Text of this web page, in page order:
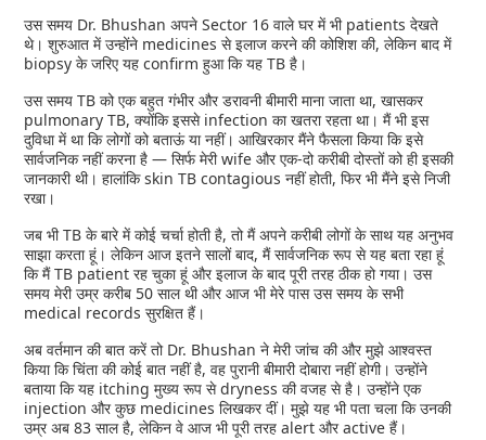
उस समय Dr. Bhushan अपने Sector 16 वाले घर में भी patients देखते
थे। शुरुआत में उन्होंने medicines से इलाज करने की कोशिश की, लेकिन बाद में
biopsy के जरिए यह confirm हुआ कि यह TB है।
उस समय TB को एक बहुत गंभीर और डरावनी बीमारी माना जाता था, खासकर
pulmonary TB, क्योंकि इससे infection का खतरा रहता था। मैं भी इस
दुविधा में था कि लोगों को बताऊं या नहीं। आखिरकार मैंने फैसला किया कि इसे
सार्वजनिक नहीं करना है — सिर्फ मेरी wife और एक-दो करीबी दोस्तों को ही इसकी
जानकारी थी। हालांकि skin TB contagious नहीं होती, फिर भी मैंने इसे निजी
रखा।
जब भी TB के बारे में कोई चर्चा होती है, तो मैं अपने करीबी लोगों के साथ यह अनुभव
साझा करता हूं। लेकिन आज इतने सालों बाद, मैं सार्वजनिक रूप से यह बता रहा हूं
कि मैं TB patient रह चुका हूं और इलाज के बाद पूरी तरह ठीक हो गया। उस
समय मेरी उम्र करीब 50 साल थी और आज भी मेरे पास उस समय के सभी
medical records सुरक्षित हैं।
अब वर्तमान की बात करें तो Dr. Bhushan ने मेरी जांच की और मुझे आश्वस्त
किया कि चिंता की कोई बात नहीं है, वह पुरानी बीमारी दोबारा नहीं होगी। उन्होंने
बताया कि यह itching मुख्य रूप से dryness की वजह से है। उन्होंने एक
injection और कुछ medicines लिखकर दीं। मुझे यह भी पता चला कि उनकी
उम्र अब 83 साल है, लेकिन वे आज भी पूरी तरह alert और active हैं।